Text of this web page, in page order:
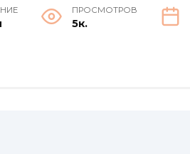
ПРОСМОТРОВ
5к.